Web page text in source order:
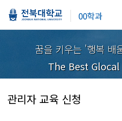
00학과
꿈을 키우는 '행복 배
The Best
관리자 교육 신청